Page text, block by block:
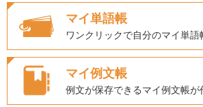
マイ単語帳
ワンクリックで自分のマイ単語
マイ例文帳
例文が保存できるマイ例文帳が